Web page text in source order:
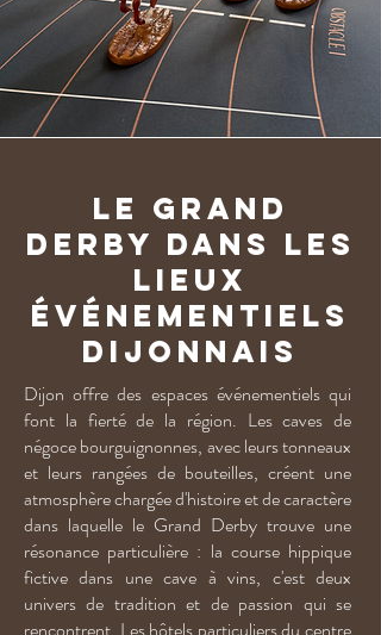
Le Grand
Derby dans les
lieux
événementiels
dijonnais
Dijon offre des espaces événementiels qui
font la fierté de la région. Les caves de
négoce bourguignonnes, avec leurs tonneaux
et leurs rangées de bouteilles, créent une
atmosphère chargée d'histoire et de caractère
dans laquelle le Grand Derby trouve une
résonance particulière : la course hippique
fictive dans une cave à vins, c'est deux
univers de tradition et de passion qui se